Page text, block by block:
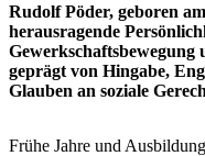
Rudolf Pöder, geboren
herausragende
Gewerkschaftsbewegung
geprägt von Hingabe,
Glauben an soziale
Frühe Jahre und Ausbildung